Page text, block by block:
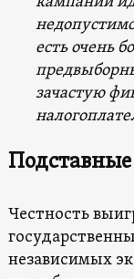
есть очень
зачастую
Честность
независимых